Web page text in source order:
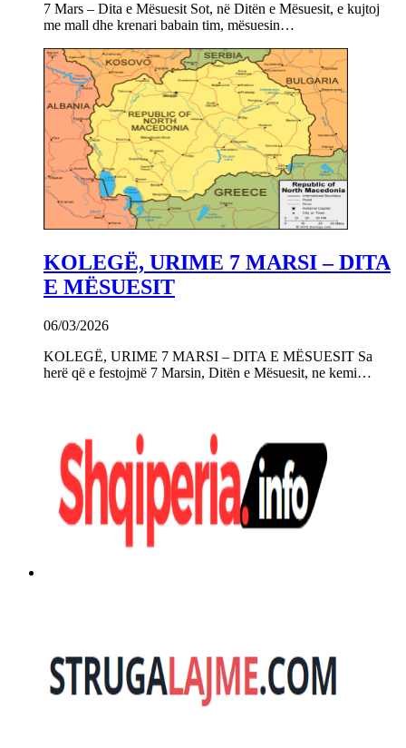
7 Mars – Dita e Mësuesit Sot, në Ditën e Mësuesit, e kujtoj
me mall dhe krenari babain tim, mësuesin…
KOLEGË, URIME 7 MARSI – DITA
E MËSUESIT
06/03/2026
KOLEGË, URIME 7 MARSI – DITA E MËSUESIT Sa
herë që e festojmë 7 Marsin, Ditën e Mësuesit, ne kemi…